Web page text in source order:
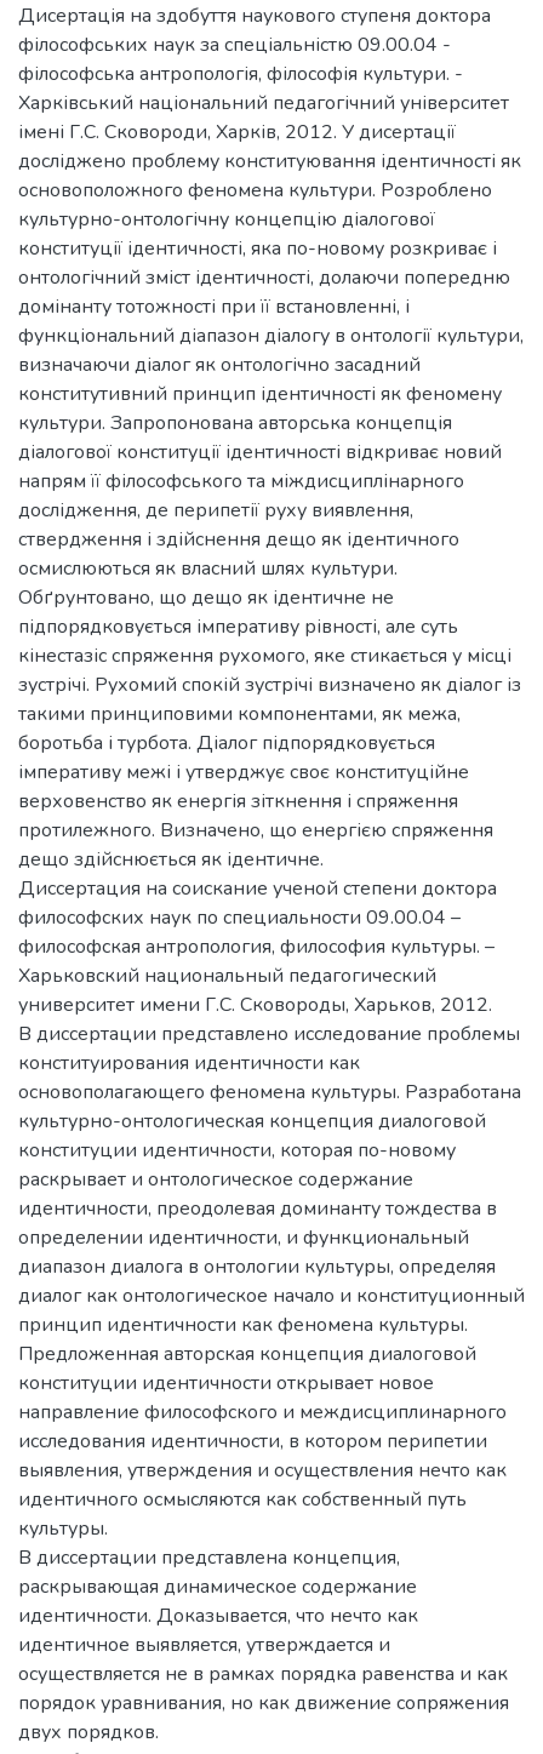
Дисертація на здобуття наукового ступеня доктора
філософських наук за спеціальністю 09.00.04 -
філософська антропологія, філософія культури. -
Харківський національний педагогічний університет
імені Г.С. Сковороди, Харків, 2012. У дисертації
досліджено проблему конституювання ідентичності як
основоположного феномена культури. Розроблено
культурно-онтологічну концепцію діалогової
конституції ідентичності, яка по-новому розкриває і
онтологічний зміст ідентичності, долаючи попередню
домінанту тотожності при її встановленні, і
функціональний діапазон діалогу в онтології культури,
визначаючи діалог як онтологічно засадний
конститутивний принцип ідентичності як феномену
культури. Запропонована авторська концепція
діалогової конституції ідентичності відкриває новий
напрям її філософського та міждисциплінарного
дослідження, де перипетії руху виявлення,
ствердження і здійснення дещо як ідентичного
осмислюються як власний шлях культури.
Обґрунтовано, що дещо як ідентичне не
підпорядковується імперативу рівності, але суть
кінестазіс спряження рухомого, яке стикається у місці
зустрічі. Рухомий спокій зустрічі визначено як діалог із
такими принциповими компонентами, як межа,
боротьба і турбота. Діалог підпорядковується
імперативу межі і утверджує своє конституційне
верховенство як енергія зіткнення і спряження
протилежного. Визначено, що енергією спряження
дещо здійснюється як ідентичне.
Диссертация на соискание ученой степени доктора
философских наук по специальности 09.00.04 –
философская антропология, философия культуры. –
Харьковский национальный педагогический
университет имени Г.С. Сковороды, Харьков, 2012.
В диссертации представлено исследование проблемы
конституирования идентичности как
основополагающего феномена культуры. Разработана
культурно-онтологическая концепция диалоговой
конституции идентичности, которая по-новому
раскрывает и онтологическое содержание
идентичности, преодолевая доминанту тождества в
определении идентичности, и функциональный
диапазон диалога в онтологии культуры, определяя
диалог как онтологическое начало и конституционный
принцип идентичности как феномена культуры.
Предложенная авторская концепция диалоговой
конституции идентичности открывает новое
направление философского и междисциплинарного
исследования идентичности, в котором перипетии
выявления, утверждения и осуществления нечто как
идентичного осмысляются как собственный путь
культуры.
В диссертации представлена концепция,
раскрывающая динамическое содержание
идентичности. Доказывается, что нечто как
идентичное выявляется, утверждается и
осуществляется не в рамках порядка равенства и как
порядок уравнивания, но как движение сопряжения
двух порядков.